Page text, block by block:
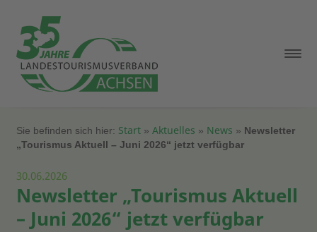
Sie befinden sich hier: Start» Aktuelles » News » Newsletter
„Tourismus Aktuell – Juni 2026“ jetzt verfügbar
30.06.2026
Newsletter „Tourismus Aktuell
– Juni 2026“ jetzt verfügbar